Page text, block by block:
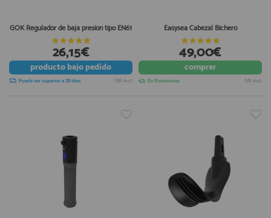
GOK Regulador de baja presión tipo EN61
26,15€
productobajo pedido
Puede ser superior a 30 días IVA incl.
Easysea Cabezal Bichero
49,00€
comprar
En Existencias IVA incl.